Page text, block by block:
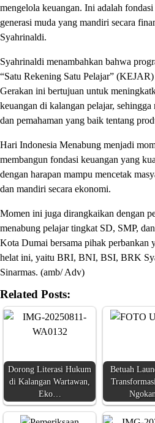
mengelola keuangan. Ini adalah
generasi muda yang mandiri secara
Syahrinaldi.
Syahrinaldi menambahkan bahwa
“Satu Rekening Satu Pelajar”
Gerakan ini bertujuan untuk
keuangan di kalangan pelajar,
dan pemahaman yang baik tentang
Hari Indonesia Menabung menjadi
membangun fondasi keuangan yang
dengan harapan mampu mencetak
dan mandiri secara ekonomi.
Momen ini juga dirangkaikan dengan
menabung pelajar tingkat SD, SMP,
Kota Dumai bersama pihak perbankan
helat ini, yaitu BRI, BNI, BSI, BRK
Sinarmas. (amb/ Adv)
Related Posts:
Dorong Literasi Hukum
di Kalangan Wartawan,
Eko…
Betuah